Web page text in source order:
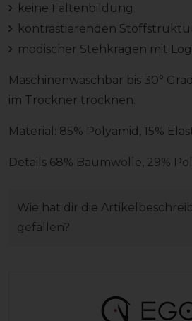
keine Faltenbildung
kontrastierenden
modischer Stehkragen mit
Maschinenwaschbar bis 30°
im Trockner trocknen.
Material: 85% Polyamid, 15%
Details 68% Baumwolle, 29%
Wie hat dir die
gefallen?